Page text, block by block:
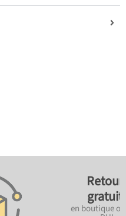
Retours
gratuits
en boutique ou avec